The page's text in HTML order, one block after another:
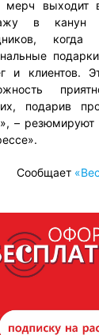
мерч выходит
в канун
и клиентов.
подарив
–
Сообщает